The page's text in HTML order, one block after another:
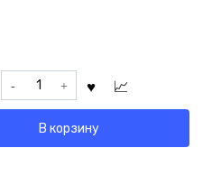
Количество
товара
колонкаВ корзину